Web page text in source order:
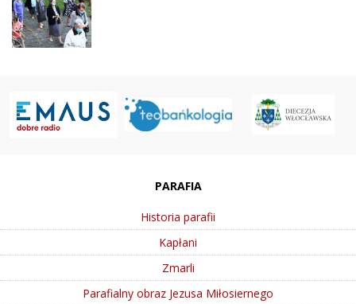
PARAFIA
Historia parafii
Kapłani
Zmarli
Parafialny obraz Jezusa Miłosiernego